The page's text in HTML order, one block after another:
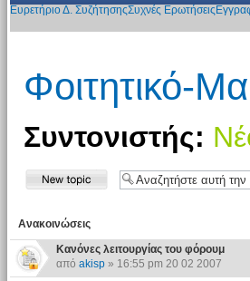
Ευρετήριο Δ. ΣυζήτησηςΣυχνές Ερωτήσεις
Φοιτητικό-
Συντονιστής:
Ανακοινώσεις
Κανόνες λειτουργίας του φόρουμ
από akisp» 16:55 pm 20 02 2007